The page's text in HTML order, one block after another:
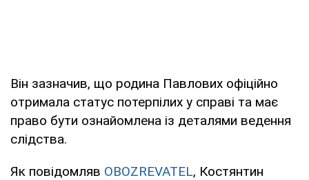
Він зазначив, що родина Павлових офіційно
отримала статус потерпілих у справі та має
право бути ознайомлена із деталями ведення
слідства.
Як повідомляв OBOZREVATEL, Костянтин